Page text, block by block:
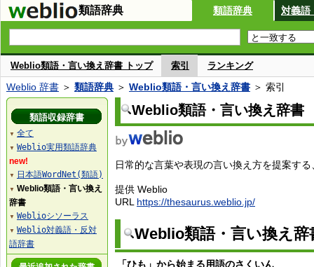
類語辞典 類語辞典 対義語
Weblio類語・言い換え辞書 トップ 索引 ランキング
Weblio 辞書 ＞ 類語辞典 ＞ Weblio類語・言い換え辞書 ＞ 索引
Weblio類語・言い換え辞書
日常的な言葉や表現の言い換え方を提案す
提供 Weblio
URL https://thesaurus.weblio.jp/
Weblio類語・言い換え
「ひも」から始まる用語のさくいん
類語収録辞書
▼ 全て
▼ Weblio実用類語辞典
new!
▼ 日本語WordNet(類語)
▼ Weblio類語・言い換え
辞書
▼ Weblioシソーラス
▼ Weblio対義語・反対
語辞書